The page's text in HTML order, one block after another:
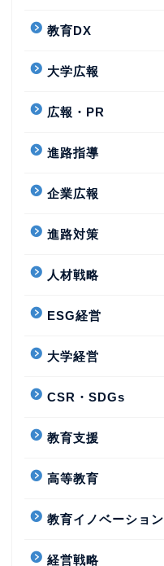
教育DX
大学広報
広報・PR
進路指導
企業広報
進路対策
人材戦略
ESG経営
大学経営
CSR・SDGs
教育支援
高等教育
教育イノベーション
経営戦略